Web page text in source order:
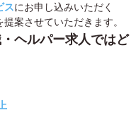
スにお申し込みいただく
案させていただきます。
ヘルパー求人ではど